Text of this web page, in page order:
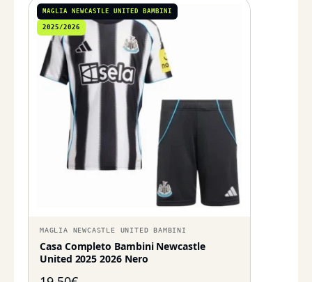
MAGLIA NEWCASTLE UNITED BAMBINI
2025/2026
MAGLIA NEWCASTLE UNITED BAMBINI
Casa Completo Bambini Newcastle
United 2025 2026 Nero